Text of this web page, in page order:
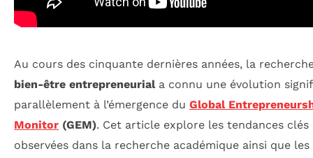
Au cours des cinquante dernières années, la
bien-être entrepreneuriala connu une évolution
parallèlement à l’émergence du Global
Monitor (GEM). Cet article explore les tendances clés
observées dans la recherche académique ainsi que les